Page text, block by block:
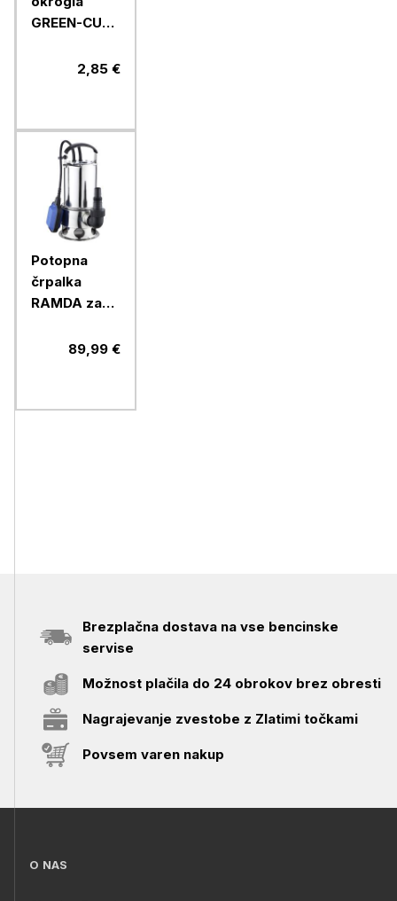
GREEN-CUT
2,85 €
Potopna
črpalka
RAMDA za
vodo, 1100
89,99 €
Brezplačna dostava na vse bencinske
servise
Možnost plačila do 24 obrokov brez obresti
Nagrajevanje zvestobe z Zlatimi točkami
Povsem varen nakup
O NAS